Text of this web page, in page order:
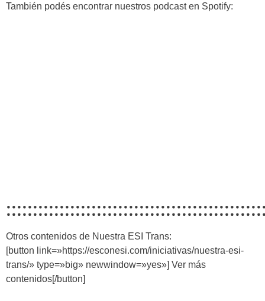
También podés encontrar nuestros podcast en Spotify:
Otros contenidos de Nuestra ESI Trans:
[button link=»https://esconesi.com/iniciativas/nuestra-esi-
trans/» type=»big» newwindow=»yes»] Ver más
contenidos[/button]